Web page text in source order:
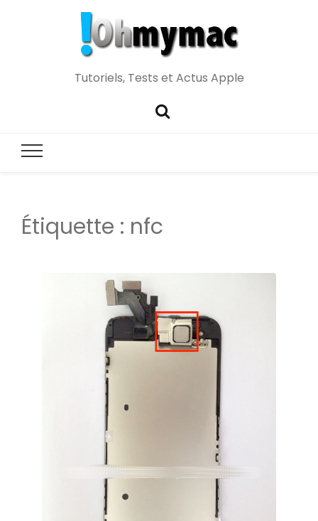
Tutoriels, Tests et Actus Apple
Étiquette : nfc